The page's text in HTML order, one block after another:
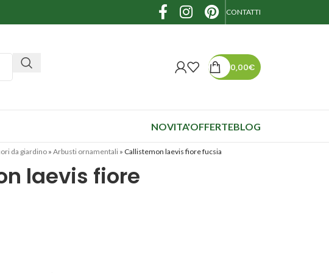
CONTATTI
0,00€
NOVITA'OFFERTEBLOG
da giardino» Arbusti ornamentali » Callistemon laevis fiore fucsia
laevis fiore